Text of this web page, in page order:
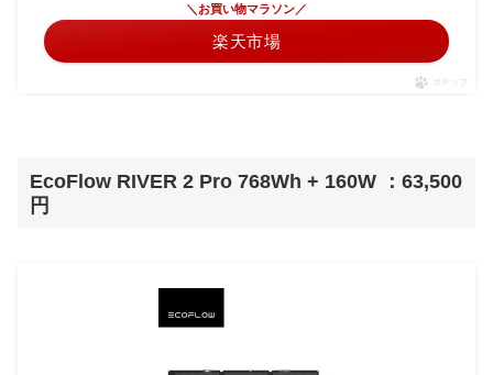
＼お買い物マラソン／
楽天市場
ポチップ
EcoFlow RIVER 2 Pro 768Wh + 160W ：63,500
円